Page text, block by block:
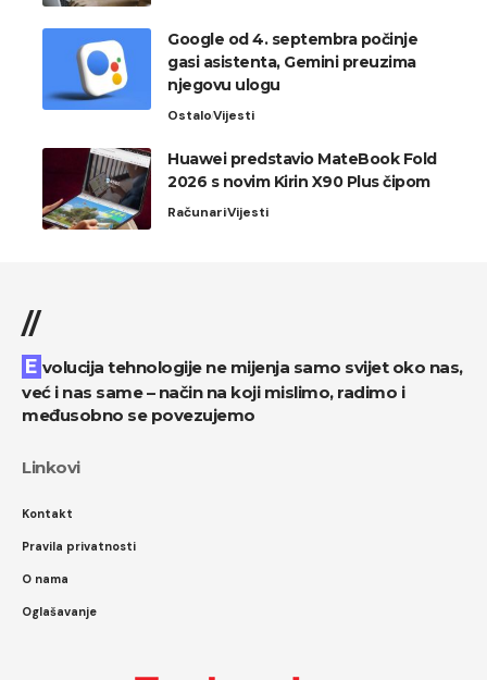
Google od 4. septembra počinje
gasi asistenta, Gemini preuzima
njegovu ulogu
OstaloVijesti
Huawei predstavio MateBook Fold
2026 s novim Kirin X90 Plus čipom
RačunariVijesti
//
Evolucija tehnologije ne mijenja samo svijet oko nas,
već i nas same – način na koji mislimo, radimo i
međusobno se povezujemo
Linkovi
Kontakt
Pravila privatnosti
O nama
Oglašavanje